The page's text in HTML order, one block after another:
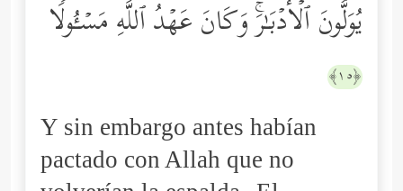
یُوَلُّونَ ٱلۡأَدۡبَـٰرَۚ وَكَانَ عَهۡدُ ٱللَّهِ مَسۡـُٔولࣰا
﴿١٥﴾
Y sin embargo antes habían
pactado con Allah que no